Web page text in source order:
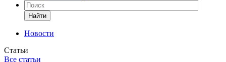
Найти
Новости
Статьи
Все статьи